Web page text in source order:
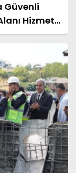
Güvenli
Hizmete